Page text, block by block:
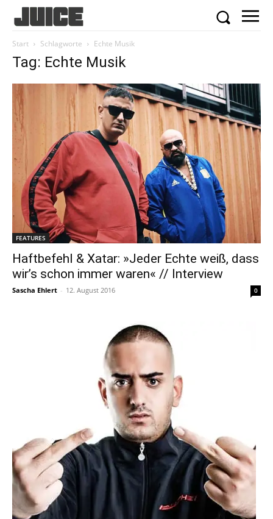
Start Schlagworte Echte Musik
Tag: Echte Musik
FEATURES
Haftbefehl & Xatar: »Jeder Echte weiß, dass
wir’s schon immer waren« // Interview
Sascha Ehlert - 12. August 2016 0